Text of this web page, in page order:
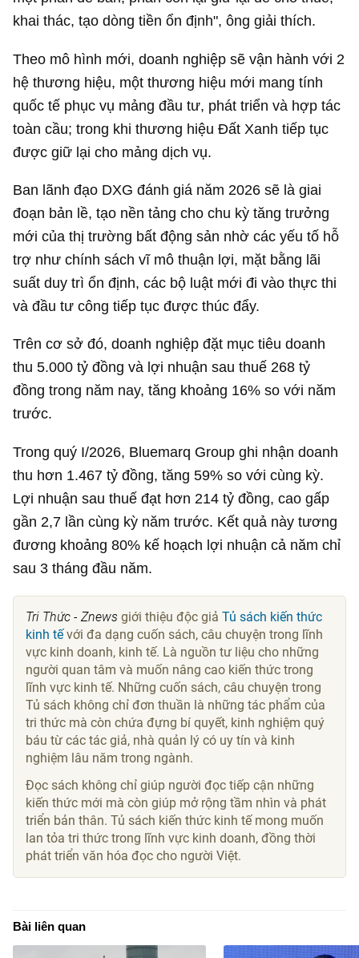
khai thác, tạo dòng tiền ổn định", ông giải thích.
Theo mô hình mới, doanh nghiệp sẽ vận hành với 2
hệ thương hiệu, một thương hiệu mới mang tính
quốc tế phục vụ mảng đầu tư, phát triển và hợp tác
toàn cầu; trong khi thương hiệu Đất Xanh tiếp tục
được giữ lại cho mảng dịch vụ.
Ban lãnh đạo DXG đánh giá năm 2026 sẽ là giai
đoạn bản lề, tạo nền tảng cho chu kỳ tăng trưởng
mới của thị trường bất động sản nhờ các yếu tố hỗ
trợ như chính sách vĩ mô thuận lợi, mặt bằng lãi
suất duy trì ổn định, các bộ luật mới đi vào thực thi
và đầu tư công tiếp tục được thúc đẩy.
Trên cơ sở đó, doanh nghiệp đặt mục tiêu doanh
thu5.000 tỷ đồng và lợi nhuận sau thuế 268 tỷ
đồng trong năm nay, tăng khoảng 16% so với năm
trước.
Trong quý I/2026, Bluemarq Group ghi nhận doanh
thu hơn 1.467 tỷ đồng, tăng 59% so với cùng kỳ.
Lợi nhuận sau thuế đạt hơn 214 tỷ đồng, cao gấp
gần 2,7 lần cùng kỳ năm trước. Kết quả này tương
đương khoảng 80% kế hoạch lợi nhuận cả năm chỉ
sau 3 tháng đầu năm.
Tri Thức - Znews giới thiệu độc giảTủ sách kiến thức
kinh tếvới đa dạng cuốn sách, câu chuyện trong lĩnh
vực kinh doanh, kinh tế. Là nguồn tư liệu cho những
người quan tâm và muốn nâng cao kiến thức trong
lĩnh vực kinh tế. Những cuốn sách, câu chuyện trong
Tủ sách không chỉ đơn thuần là những tác phẩm của
tri thức mà còn chứa đựng bí quyết, kinh nghiệm quý
báu từ các tác giả, nhà quản lý có uy tín và kinh
nghiệm lâu năm trong ngành.
Đọc sách không chỉ giúp người đọc tiếp cận những
kiến thức mới mà còn giúp mở rộng tầm nhìn và phát
triển bản thân. Tủ sách kiến thức kinh tế mong muốn
lan tỏa tri thức trong lĩnh vực kinh doanh, đồng thời
phát triển văn hóa đọc cho người Việt.
Bài liên quan